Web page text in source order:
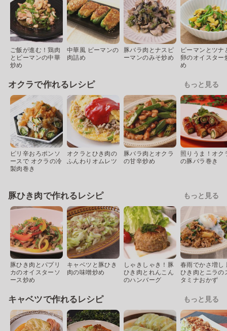
ご飯が進む！鶏肉
とピーマンの中華
炒め
中華風 ピーマンの
肉詰め
豚バラ肉とナスピ
ーマンのみそ炒め
ピーマンとツナ
卵のオイスター
め
オクラで作れるレシピ もっと見る
ピリ辛おろポンソ
ースで オクラの冷
製肉巻き
オクラとひき肉の
ふんわりオムレツ
豚バラ肉とオクラ
の甘辛炒め
照りうま！オク
の豚バラ巻き
豚ひき肉で作れるレシピ もっと見る
豚ひき肉とパプリ
カのオイスターソ
ース炒め
キャベツと豚ひき
肉の味噌炒め
しゃきしゃき！豚
ひき肉とれんこん
のハンバーグ
春雨でかさ増し
ひき肉とニラの
タミナおかず
キャベツで作れるレシピ もっと見る